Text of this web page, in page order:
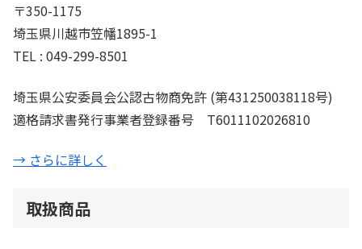
〒350-1175
埼玉県川越市笠幡1895-1
TEL : 049-299-8501
埼玉県公安委員会公認古物商免許 (第431250038118号)
適格請求書発行事業者登録番号 T6011102026810
→ さらに詳しく
取扱商品